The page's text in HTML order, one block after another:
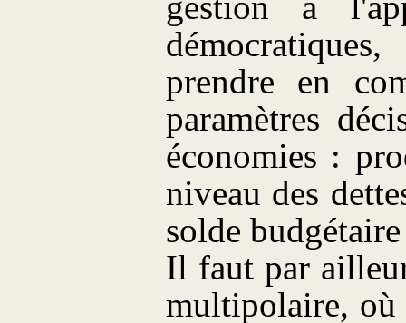
prendre en
paramètres
économies :
niveau des
solde
Il faut par
multipolaire, où